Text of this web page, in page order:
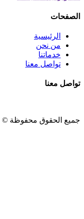
الصفحات
الرئيسية
من نحن
خدماتنا
تواصل معنا
تواصل معنا
جميع الحقوق محفوظة ©